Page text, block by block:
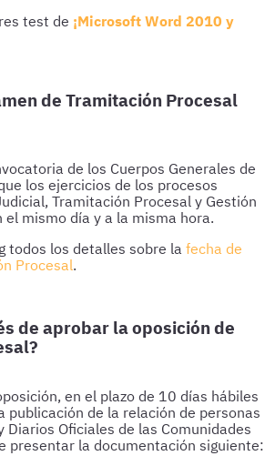
test de ¡Microsoft Word 2010 y
de Tramitación Procesal
de los Cuerpos Generales de
los ejercicios de los procesos
Tramitación Procesal y Gestión
el mismo día y a la misma hora.
todos los detalles sobre la fecha de
Procesal.
de aprobar la oposición de
en el plazo de 10 días hábiles
publicación de la relación de personas
Diarios Oficiales de las Comunidades
presentar la documentación siguiente: